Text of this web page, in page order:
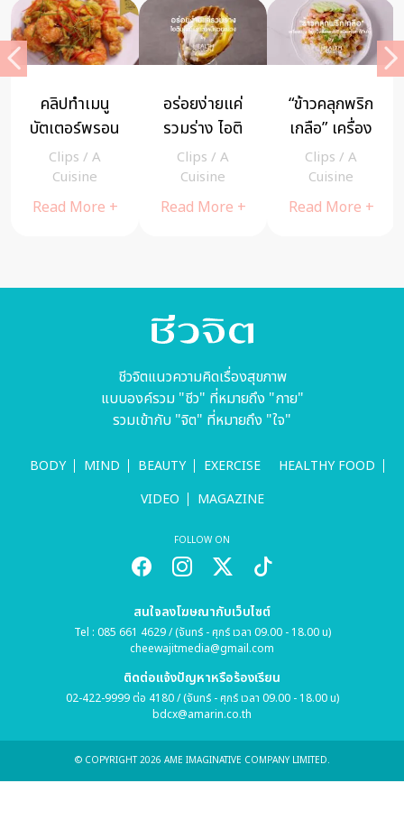
คลิปทำเมนู
บัตเตอร์พรอน
(Butter
Prawn)
Clips / A
Cuisine
Read More +
อร่อยง่ายแค่
รวมร่าง ไอติ
มกะทิ+ข้าว
เหนียวมะม่วง
Clips / A
Cuisine
Read More +
“ข้าวคลุกพริก
เกลือ” เครื่อง
แน่น ซีฟู้ดปัง
ไม่ต้องไปถึง
เมืองจันท์ ก็
Clips / A
Cuisine
Read More +
ชีวจิตแนวความคิดเรื่องสุขภาพ
แบบองค์รวม "ชีว" ที่หมายถึง "กาย"
รวมเข้ากับ "จิต" ที่หมายถึง "ใจ"
BODY MIND BEAUTY EXERCISE
HEALTHY FOOD
VIDEO
MAGAZINE
FOLLOW ON
สนใจลงโฆษณากับเว็บไซต์
Tel : 085 661 4629 / (จันทร์ - ศุกร์ เวลา 09.00 - 18.00 น)
cheewajitmedia@gmail.com
ติดต่อแจ้งปัญหาหรือร้องเรียน
02-422-9999 ต่อ 4180 / (จันทร์ - ศุกร์ เวลา 09.00 - 18.00 น)
bdcx@amarin.co.th
© COPYRIGHT 2026 AME IMAGINATIVE COMPANY LIMITED.